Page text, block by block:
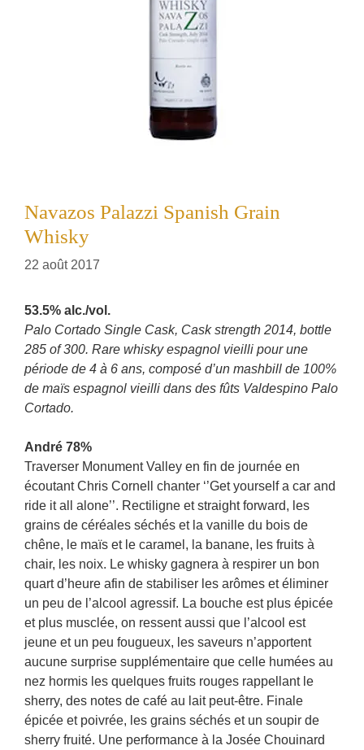
Navazos Palazzi Spanish Grain
Whisky
22 août 2017
53.5% alc./vol.
Palo Cortado Single Cask, Cask strength 2014, bottle
285 of 300. Rare whisky espagnol vieilli pour une
période de 4 à 6 ans, composé d’un mashbill de 100%
de maïs espagnol vieilli dans des fûts Valdespino Palo
Cortado.
André 78%
Traverser Monument Valley en fin de journée en
écoutant Chris Cornell chanter ‘’Get yourself a car and
ride it all alone’’. Rectiligne et straight forward, les
grains de céréales séchés et la vanille du bois de
chêne, le maïs et le caramel, la banane, les fruits à
chair, les noix. Le whisky gagnera à respirer un bon
quart d’heure afin de stabiliser les arômes et éliminer
un peu de l’alcool agressif. La bouche est plus épicée
et plus musclée, on ressent aussi que l’alcool est
jeune et un peu fougueux, les saveurs n’apportent
aucune surprise supplémentaire que celle humées au
nez hormis les quelques fruits rouges rappellant le
sherry, des notes de café au lait peut-être. Finale
épicée et poivrée, les grains séchés et un soupir de
sherry fruité. Une performance à la Josée Chouinard